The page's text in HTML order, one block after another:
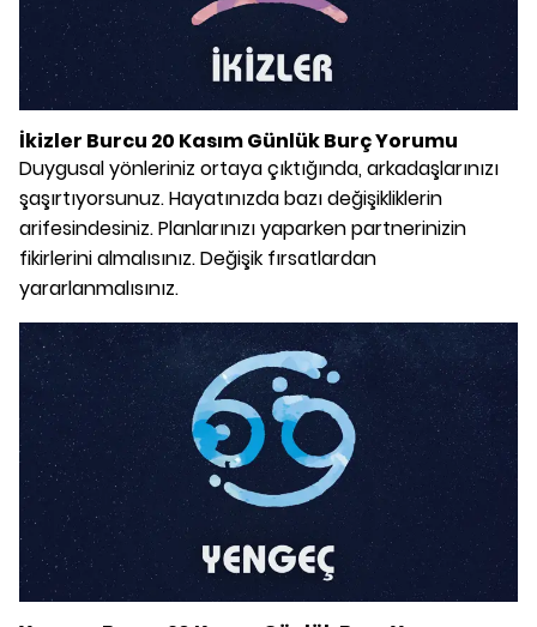
İkizler Burcu 20 Kasım Günlük Burç Yorumu
Duygusal yönleriniz ortaya çıktığında, arkadaşlarınızı
şaşırtıyorsunuz. Hayatınızda bazı değişikliklerin
arifesindesiniz. Planlarınızı yaparken partnerinizin
fikirlerini almalısınız. Değişik fırsatlardan
yararlanmalısınız.